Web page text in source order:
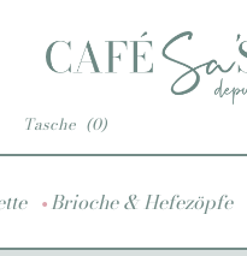
Tasche (0)
•Brioche & Hefezöpfe